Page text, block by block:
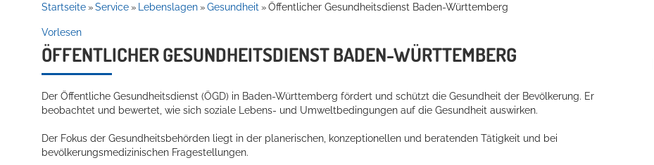
Service
Startseite » Service » Lebenslagen » Gesundheit » Öffentlicher Gesundheitsdienst Baden-Württemberg
Vorlesen
ÖFFENTLICHER GESUNDHEITSDIENST BADEN-WÜRTTEMBERG
Der Öffentliche Gesundheitsdienst (ÖGD) in Baden-Württemberg fördert und schützt die Gesundheit der Bevölkerung. Er
beobachtet und bewertet, wie sich soziale Lebens- und Umweltbedingungen auf die Gesundheit auswirken.
Der Fokus der Gesundheitsbehörden liegt in der planerischen, konzeptionellen und beratenden Tätigkeit und bei
bevölkerungsmedizinischen Fragestellungen.